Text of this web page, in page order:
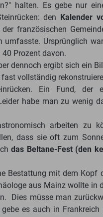
halten. Es gebe nur
den
Kalender
französischen
Ursprünglich
Prozent davon.
dennoch ergibt sich ein
vollständig
Ein Fund, der
habe man zu wenig
arbeiten zu
dass sie oft zum
das Beltane-Fest (den
Bestattung mit dem
aus Mainz wollte
Dies müsse man
es auch in